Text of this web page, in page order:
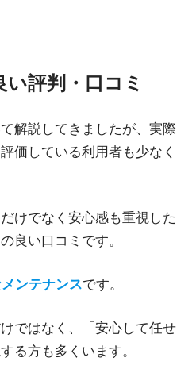
評判・口コミ
解説してきましたが、実際
価している利用者も少なく
けでなく安心感も重視した
良い口コミです。
ンテナンスです。
ではなく、「安心して任せ
る方も多くいます。